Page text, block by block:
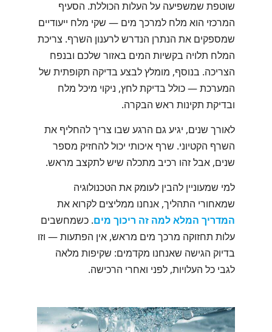
שוטפת שמשפיעה על העלות הכוללת. הסעיף
המרכזי הוא מלח למרכך מים — שקי מלח ייעודיים
שמספקים את הנתרן הנדרש לרענון השרף. צריכת
המלח תלויה בקשיות המים באזור שלכם ובנפח
הצריכה. בנוסף, מומלץ לבצע בדיקה תקופתית של
המערכת — כולל בדיקת לחץ, ניקוי מיכל מלח
ובדיקת תקינות ראש הבקרה.
לאורך שנים, יגיע גם הרגע שבו צריך להחליף את
השרף הקטיוני. שרף איכותי יכול להחזיק מספר
שנים, אבל זהו רכיב מתכלה שיש לתקצב מראש.
למי שמעוניין להבין לעומק את הטכנולוגיה
שמאחורי התהליך, אנחנו ממליצים לקרוא את
המדריך המלא למה זה ריכוך מים. כשמחשבים
עלות תחזוקה מרכך מים מראש, אין הפתעות — וזו
בדיוק הגישה שאנחנו מקדמים: שקיפות מלאה
לגבי כל העלויות, לפני ואחרי הרכישה.